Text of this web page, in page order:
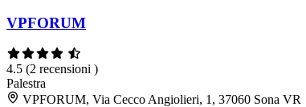
VPFORUM
4.5 (2 recensioni )
Palestra
VPFORUM, Via Cecco Angiolieri, 1, 37060 Sona VR